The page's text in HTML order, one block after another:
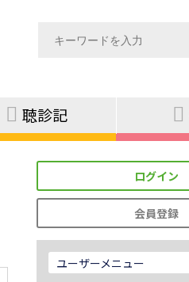
聴診記
ログイン
会員登録
ユーザーメニュー